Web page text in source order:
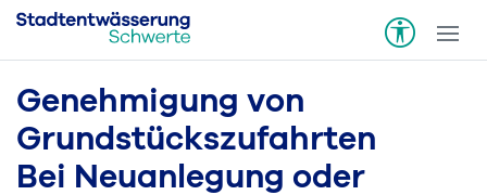
Genehmigung von
Grundstückszufahrten
Bei Neuanlegung oder